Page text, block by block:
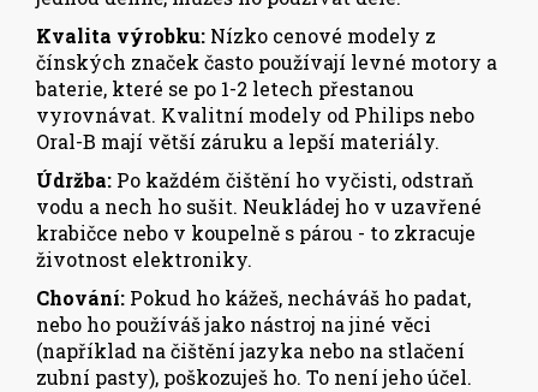
Kvalita výrobku: Nízko cenové modely z
čínských značek často používají levné motory a
baterie, které se po 1-2 letech přestanou
vyrovnávat. Kvalitní modely od Philips nebo
Oral-B mají větší záruku a lepší materiály.
Údržba: Po každém čištění ho vyčisti, odstraň
vodu a nech ho sušit. Neukládej ho v uzavřené
krabičce nebo v koupelně s párou - to zkracuje
životnost elektroniky.
Chování: Pokud ho kážeš, necháváš ho padat,
nebo ho používáš jako nástroj na jiné věci
(například na čištění jazyka nebo na stlačení
zubní pasty), poškozuješ ho. To není jeho účel.